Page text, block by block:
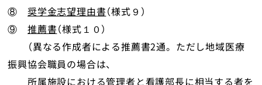
⑧奨学金志望理由書（様式９）
⑨推薦書（様式１０）
（異なる作成者による推薦書2通。ただし地域医療
振興協会職員の場合は、
所属施設における管理者と看護部長に相当する者を